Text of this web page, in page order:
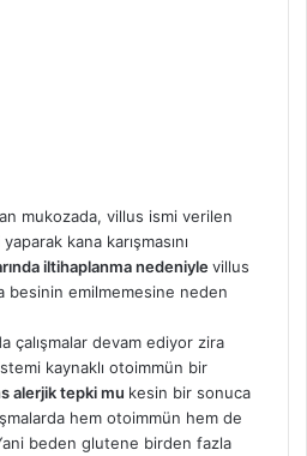
mukozada, villus ismi verilen
kana karışmasını
iltihaplanma nedeniylevillus
besinin emilmemesine neden
çalışmalar devam ediyor zira
kaynaklı otoimmün bir
alerjik tepki mu kesin bir sonuca
hem otoimmün hem de
beden glutene birden fazla